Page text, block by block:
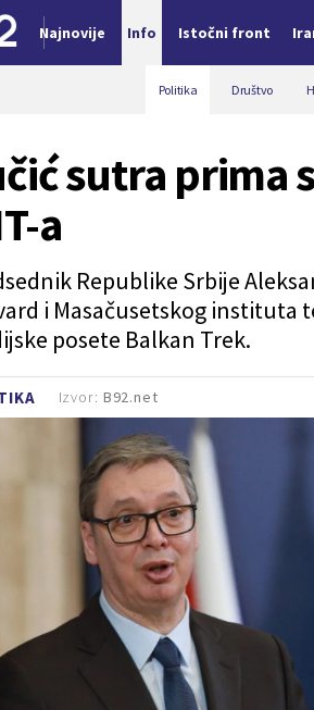
Najnovije Info Istočni front
Politika Društvo
sutra prima
a
Republike Srbije
i Masačusetskog instituta
posete Balkan Trek.
Izvor: B92.net